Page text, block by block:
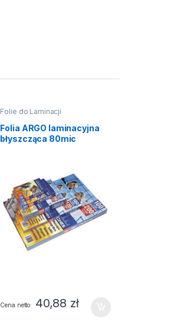
Folie do Laminacji
Folia ARGO laminacyjna
błyszcząca 80mic
Cena netto 40,88 zł